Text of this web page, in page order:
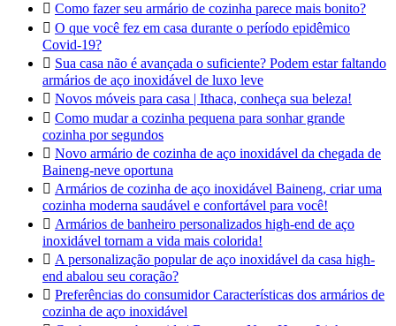
 Como fazer seu armário de cozinha parece mais bonito?
 O que você fez em casa durante o período epidêmico
Covid-19?
 Sua casa não é avançada o suficiente? Podem estar faltando
armários de aço inoxidável de luxo leve
 Novos móveis para casa | Ithaca, conheça sua beleza!
 Como mudar a cozinha pequena para sonhar grande
cozinha por segundos
 Novo armário de cozinha de aço inoxidável da chegada de
Baineng-neve oportuna
 Armários de cozinha de aço inoxidável Baineng, criar uma
cozinha moderna saudável e confortável para você!
 Armários de banheiro personalizados high-end de aço
inoxidável tornam a vida mais colorida!
 A personalização popular de aço inoxidável da casa high-
end abalou seu coração?
 Preferências do consumidor Características dos armários de
cozinha de aço inoxidável